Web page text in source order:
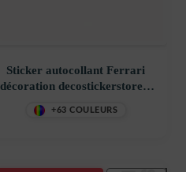
Sticker autocollant Ferrari
décoration decostickerstore –
+63 COULEURS